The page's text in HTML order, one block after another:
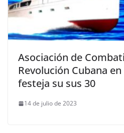
Asociación de
Revolución Cubana
festeja su sus 30
14 de julio de 2023